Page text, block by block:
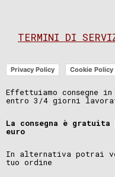
TERMINI DI
Privacy Policy Cookie Policy
Effettuiamo consegne
entro 3/4 giorni
La consegna è
euro
In alternativa potrai
tuo ordine